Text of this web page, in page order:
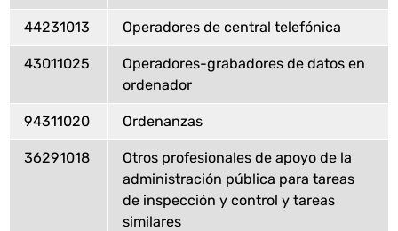
44231013 Operadores de central telefónica
43011025
Operadores-grabadores de datos en
ordenador
94311020 Ordenanzas
36291018
Otros profesionales de apoyo de la
administración pública para tareas
de inspección y control y tareas
similares